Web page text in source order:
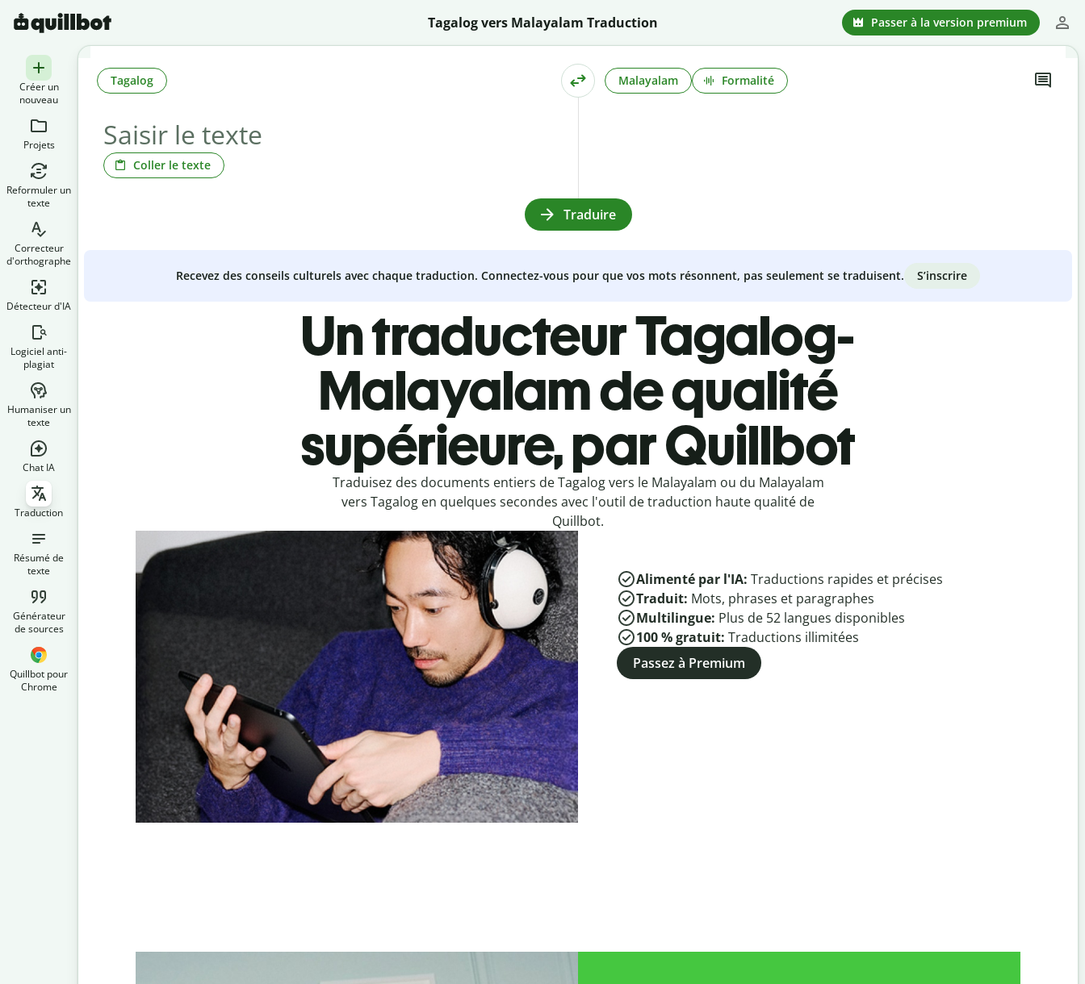
Tagalog vers Malayalam Traduction Passer à la version premium
Créer un
nouveau
Projets
Reformuler un
texte
Correcteur
d'orthographe
Détecteur d'IA
Logiciel anti-
plagiat
Humaniser un
texte
Chat IA
Traduction
Résumé de
texte
Générateur
de sources
Quillbot pour
Chrome
Coller le texte
Tagalog Malayalam Formalité
Traduire
Recevez des conseils culturels avec chaque traduction. Connectez-vous pour que vos mots résonnent, pas seulement se traduisent. S’inscrire
Un traducteur Tagalog-
Malayalam de qualité
supérieure, par Quillbot
Traduisez des documents entiers de Tagalog vers le Malayalam ou du Malayalam
vers Tagalog en quelques secondes avec l'outil de traduction haute qualité de
Quillbot.
Alimenté par l'IA: Traductions rapides et précises
Traduit: Mots, phrases et paragraphes
Multilingue: Plus de 52 langues disponibles
100 % gratuit: Traductions illimitées
Passez à Premium